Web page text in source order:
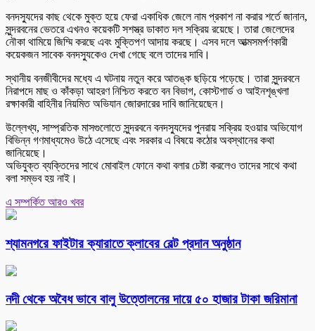
বনদস্যুদের কাছ থেকে মুক্ত হয়ে ফেরা একাধিক জেলে নাম প্রকাশ না করার শর্তে জানান,
সুন্দরবনের ভেতরে এখনও কয়েকটি সশস্ত্র ডাকাত দল সক্রিয় রয়েছে। তারা জেলেদের
নৌকা থামিয়ে জিম্মি করছে এবং মুক্তিপণ আদায় করছে। এসব দলে আত্মসমর্পণকারী
কয়েকজন সাবেক বনদস্যুকেও দেখা গেছে বলে তাদের দাবি।
স্থানীয় বনজীবীদের মধ্যে এ ঘটনায় নতুন করে আতঙ্ক ছড়িয়ে পড়েছে। তারা সুন্দরবনে
নিরাপদে মাছ ও কাঁকড়া আহরণ নিশ্চিত করতে বন বিভাগ, কোস্টগার্ড ও আইনশৃঙ্খলা
রক্ষাকারী বাহিনীর নিয়মিত অভিযান জোরদারের দাবি জানিয়েছেন।
উল্লেখ্য, সাম্প্রতিক মাসগুলোতে সুন্দরবনে বনদস্যুদের পুনরায় সক্রিয় হওয়ার অভিযোগ
বিভিন্ন গণমাধ্যমেও উঠে এসেছে এবং সরকার এ বিষয়ে কঠোর অবস্থানের কথা
জানিয়েছে।
অভিযুক্ত ব্যক্তিদের সাথে মোবাইল ফোনে কথা বলার চেষ্টা করলেও তাদের সাথে কথা
বলা সম্ভব হয় নাই।
এ সম্পর্কিত আরও খবর
শ্যামনগরে ফাইটার ক্যারাতে ক্লাবের বেল্ট প্রদান অনুষ্ঠান
নদী থেকে অবৈধ ভাবে বালু উত্তোলনের দায়ে ৫০ হাজার টাকা জরিমানা